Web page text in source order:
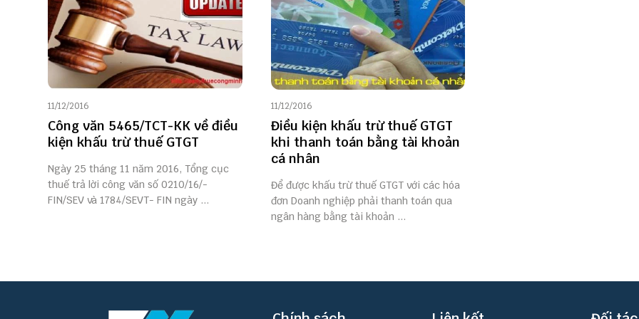
11/12/2016
Công văn 5465/TCT-KK về điều
kiện khấu trừ thuế GTGT
Ngày 25 tháng 11 năm 2016, Tổng cục
thuế trả lời công văn số 0210/16/-
FIN/SEV và 1784/SEVT- FIN ngày ...
11/12/2016
Điều kiện khấu trừ thuế GTGT
khi thanh toán bằng tài khoản
cá nhân
Để được khấu trừ thuế GTGT với các hóa
đơn Doanh nghiệp phải thanh toán qua
ngân hàng bằng tài khoản ...